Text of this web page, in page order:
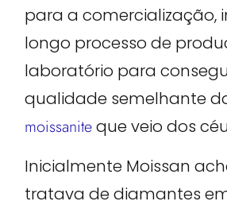
para a comercialização,
longo processo de
laboratório para
qualidade semelhante
moissaniteque veio dos
Inicialmente Moissan
tratava de diamantes